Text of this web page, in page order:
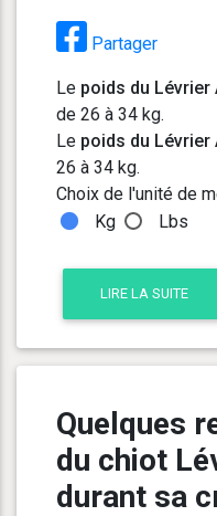
Partager
Le poids du
de 26 à 34 kg.
Le poids du
26 à 34 kg.
Choix de l'unité de
Kg
Lbs
LIRE LA SUITE
Quelques
du chiot
durant sa